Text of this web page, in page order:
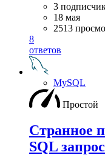
3
18 мая
2513
8
ответов
MySQL
Простой
Странное
SQL